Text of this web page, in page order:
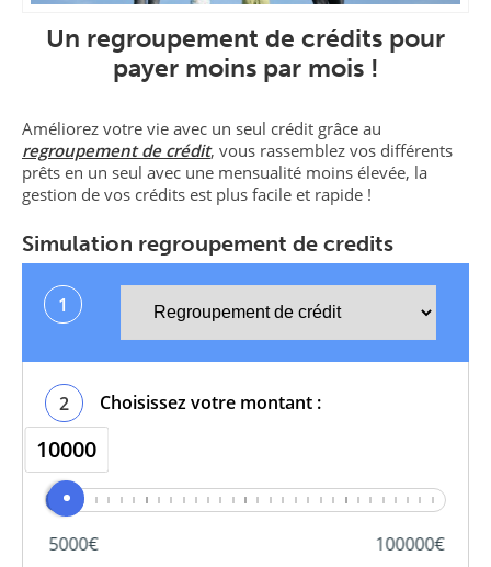
Un regroupement de crédits pour
payer moins par mois !
Améliorez votre vie avec un seul crédit grâce au
regroupement de crédit, vous rassemblez vos différents
prêts en un seul avec une mensualité moins élevée, la
gestion de vos crédits est plus facile et rapide !
Simulation regroupement de credits
1
2 Choisissez votre montant :
10000
5000 100000